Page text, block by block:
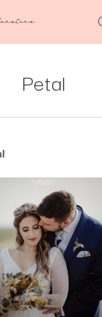
or ESC to close
Petal